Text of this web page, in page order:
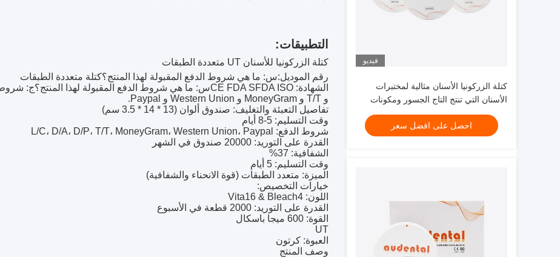
فيديو
كتلة الزركونيا الأسنان مثالية لمختبرات
الأسنان التي تنتج التاج الجسور ومكونات
الزرع مع نتائج متسقة
احصل على افضل سعر
التطبيقات:
كتلة الزركونيا للأسنان UT متعددة الطبقات
رقم الموديل:س: ما هي شروط الدفع المقبولة لهذا المنتج؟كتلة متعددة الطبقات
الشهادة: CE FDA SFDA ISO
س: ما هي شروط الدفع المقبولة لهذا المنتج؟
و T/T و MoneyGram و Western Union و Paypal.
تفاصيل التعبئة والتغليف: صندوق ألوان (13 * 14 * 3.5 سم)
وقت التسليم: 5-8 أيام
شروط الدفع: L/C، D/A، D/P، T/T، MoneyGram، Western Union، Paypal
القدرة على التوريد: 20000 صندوق في الشهر
الشفافية: 37%
وقت التسليم: 5 أيام
الميزة: متعدد الطبقات (قوة الانحناء والشفافية)
خيارات التخصيص:
اللون: Vita16 & Bleach4
القدرة على التوريد: 2000 قطعة في الأسبوع
القوة: 600 ميجا باسكال
UT
العبوة: كرتون
وصف المنتج